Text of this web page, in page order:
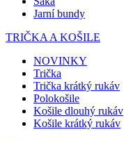
Jarní bundy
TRIČKA A KOŠILE
NOVINKY
Trička
Trička krátký rukáv
Polokošile
Košile dlouhý rukáv
Košile krátký rukáv